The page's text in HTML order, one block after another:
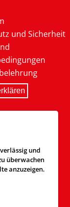
und Sicherheit
und
überwachen
anzuzeigen.